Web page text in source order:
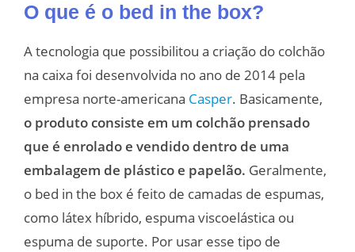
O que é o bed in the box?
A tecnologia que possibilitou a criação do colchão
na caixa foi desenvolvida no ano de 2014 pela
empresa norte-americana Casper. Basicamente,
o produto consiste em um colchão prensado
que é enrolado e vendido dentro de uma
embalagem de plástico e papelão. Geralmente,
o bed in the box é feito de camadas de espumas,
como látex híbrido, espuma viscoelástica ou
espuma de suporte. Por usar esse tipo de